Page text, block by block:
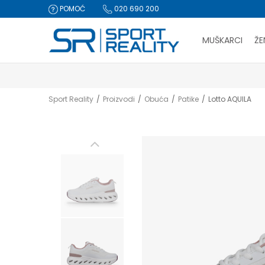
POMOĆ 020 690 200
MUŠKARCI
Sport Reality Proizvodi Obuća Patike Lotto AQUILA